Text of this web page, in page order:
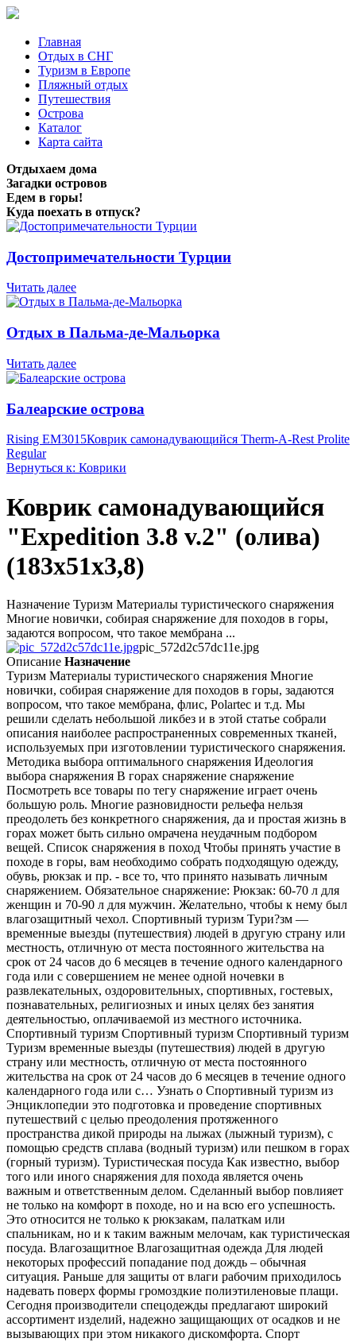
Главная
Отдых в СНГ
Туризм в Европе
Пляжный отдых
Путешествия
Острова
Каталог
Карта сайта
Отдыхаем дома
Загадки островов
Едем в горы!
Куда поехать в отпуск?
Достопримечательности Турции
Читать далее
Отдых в Пальма-де-Мальорка
Читать далее
Балеарские острова
Rising EM3015Коврик самонадувающийся Therm-A-Rest Prolite
Regular
Вернуться к: Коврики
Коврик самонадувающийся
"Expedition 3.8 v.2" (олива)
(183x51x3,8)
Назначение Туризм Материалы туристического снаряжения
Многие новички, собирая снаряжение для походов в горы,
задаются вопросом, что такое мембрана ...
pic_572d2c57dc11e.jpg
Описание Назначение
Туризм Материалы туристического снаряжения Многие
новички, собирая снаряжение для походов в горы, задаются
вопросом, что такое мембрана, флис, Polartec и т.д. Мы
решили сделать небольшой ликбез и в этой статье собрали
описания наиболее распространенных современных тканей,
используемых при изготовлении туристического снаряжения.
Методика выбора оптимального снаряжения Идеология
выбора снаряжения В горах снаряжение снаряжение
Посмотреть все товары по тегу снаряжение играет очень
большую роль. Многие разновидности рельефа нельзя
преодолеть без конкретного снаряжения, да и простая жизнь в
горах может быть сильно омрачена неудачным подбором
вещей. Список снаряжения в поход Чтобы принять участие в
походе в горы, вам необходимо собрать подходящую одежду,
обувь, рюкзак и пр. - все то, что принято называть личным
снаряжением. Обязательное снаряжение: Рюкзак: 60-70 л для
женщин и 70-90 л для мужчин. Желательно, чтобы к нему был
влагозащитный чехол. Спортивный туризм Тури?зм —
временные выезды (путешествия) людей в другую страну или
местность, отличную от места постоянного жительства на
срок от 24 часов до 6 месяцев в течение одного календарного
года или с совершением не менее одной ночевки в
развлекательных, оздоровительных, спортивных, гостевых,
познавательных, религиозных и иных целях без занятия
деятельностью, оплачиваемой из местного источника.
Спортивный туризм Спортивный туризм Спортивный туризм
Туризм временные выезды (путешествия) людей в другую
страну или местность, отличную от места постоянного
жительства на срок от 24 часов до 6 месяцев в течение одного
календарного года или с… Узнать о Спортивный туризм из
Энциклопедии это подготовка и проведение спортивных
путешествий с целью преодоления протяженного
пространства дикой природы на лыжах (лыжный туризм), с
помощью средств сплава (водный туризм) или пешком в горах
(горный туризм). Туристическая посуда Как известно, выбор
того или иного снаряжения для похода является очень
важным и ответственным делом. Сделанный выбор повлияет
не только на комфорт в походе, но и на всю его успешность.
Это относится не только к рюкзакам, палаткам или
спальникам, но и к таким важным мелочам, как туристическая
посуда. Влагозащитное Влагозащитная одежда Для людей
некоторых профессий попадание под дождь – обычная
ситуация. Раньше для защиты от влаги рабочим приходилось
надевать поверх формы громоздкие полиэтиленовые плащи.
Сегодня производители спецодежды предлагают широкий
ассортимент изделий, надежно защищающих от осадков и не
вызывающих при этом никакого дискомфорта. Спорт